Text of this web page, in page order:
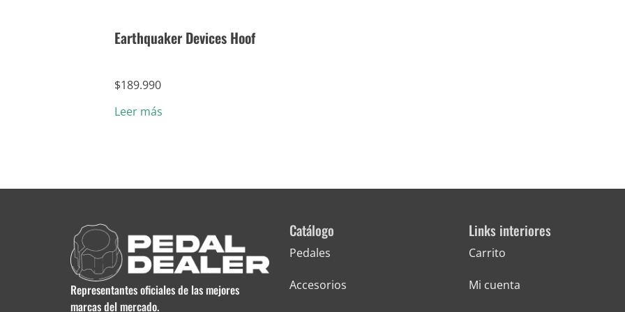
Earthquaker Devices Hoof
$189.990
Leer más
Representantes oficiales de las mejores
marcas del mercado.
Catálogo
Pedales
Accesorios
Links interiores
Carrito
Mi cuenta